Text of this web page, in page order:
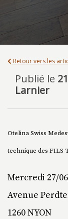
Retour vers les
Publié le
Larnier
Otelina Swiss
technique des FILS
Mercredi 27/
Avenue
1260 NYON